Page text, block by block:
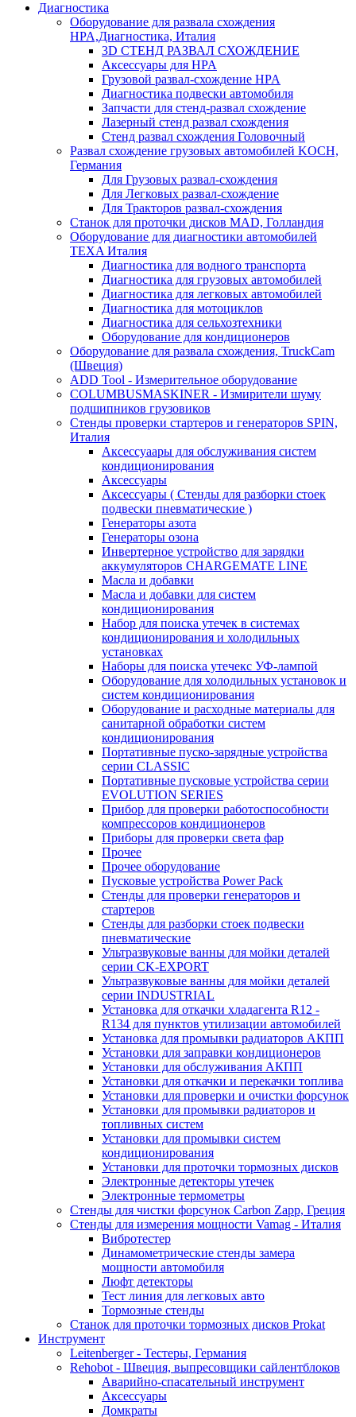
Диагностика
Оборудование для развала схождения
HPA,Диагностика, Италия
3D СТЕНД РАЗВАЛ СХОЖДЕНИЕ
Аксессуары для HPA
Грузовой развал-схождение HPA
Диагностика подвески автомобиля
Запчасти для стенд-развал схождение
Лазерный стенд развал схождения
Стенд развал схождения Головочный
Развал схождение грузовых автомобилей KOCH,
Германия
Для Грузовых развал-схождения
Для Легковых развал-схождение
Для Тракторов развал-схождения
Станок для проточки дисков MAD, Голландия
Оборудование для диагностики автомобилей
TEXA Италия
Диагностика для водного транспорта
Диагностика для грузовых автомобилей
Диагностика для легковых автомобилей
Диагностика для мотоциклов
Диагностика для сельхозтехники
Оборудование для кондиционеров
Оборудование для развала схождения, TruckCam
(Швеция)
ADD Tool - Измерительное оборудование
COLUMBUSMASKINER - Измирители шуму
подшипников грузовиков
Стенды проверки стартеров и генераторов SPIN,
Италия
Аксессуаары для обслуживания систем
кондиционирования
Аксессуары
Аксессуары ( Стенды для разборки стоек
подвески пневматические )
Генераторы азота
Генераторы озона
Инвертерное устройство для зарядки
аккумуляторов CHARGEMATE LINE
Масла и добавки
Масла и добавки для систем
кондиционирования
Набор для поиска утечек в системах
кондиционирования и холодильных
установках
Наборы для поиска утечекс УФ-лампой
Оборудование для холодильных установок и
систем кондиционирования
Оборудование и расходные материалы для
санитарной обработки систем
кондиционирования
Портативные пуско-зарядные устройства
серии CLASSIC
Портативные пусковые устройства серии
EVOLUTION SERIES
Прибор для проверки работоспособности
компрессоров кондиционеров
Приборы для проверки света фар
Прочее
Прочее оборудование
Пусковые устройства Power Pack
Стенды для проверки генераторов и
стартеров
Стенды для разборки стоек подвески
пневматические
Ультразвуковые ванны для мойки деталей
серии CK-EXPORT
Ультразвуковые ванны для мойки деталей
серии INDUSTRIAL
Установка для откачки хладагента R12 -
R134 для пунктов утилизации автомобилей
Установка для промывки радиаторов АКПП
Установки для заправки кондиционеров
Установки для обслуживания АКПП
Установки для откачки и перекачки топлива
Установки для проверки и очистки форсунок
Установки для промывки радиаторов и
топливных систем
Установки для промывки систем
кондиционирования
Установки для проточки тормозных дисков
Электронные детекторы утечек
Электронные термометры
Стенды для чистки форсунок Carbon Zapp, Греция
Стенды для измерения мощности Vamag - Италия
Вибротестер
Динамометрические стенды замера
мощности автомобиля
Люфт детекторы
Тест линия для легковых авто
Тормозные стенды
Станок для проточки тормозных дисков Prokat
Инструмент
Leitenberger - Тестеры, Германия
Rehobot - Швеция, выпресовщики сайлентблоков
Аварийно-спасательный инструмент
Аксессуары
Домкраты